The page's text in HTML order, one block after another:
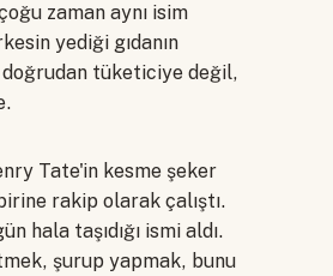
zaman aynı isim
yediği gıdanın
tüketiciye değil,
Tate'in kesme şeker
rakip olarak çalıştı.
hala taşıdığı ismi aldı.
şurup yapmak, bunu